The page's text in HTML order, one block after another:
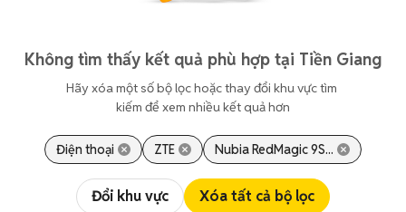
Không tìm thấy kết quả phù hợp tại Tiền Giang
Hãy xóa một số bộ lọc hoặc thay đổi khu vực tìm
kiếm để xem nhiều kết quả hơn
Điện thoại ZTE Nubia RedMagic 9S...
Đổi khu vực Xóa tất cả bộ lọc